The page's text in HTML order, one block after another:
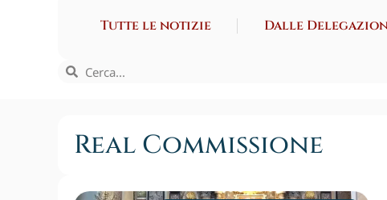
Tutte le notizie Dalle
Real Commissione